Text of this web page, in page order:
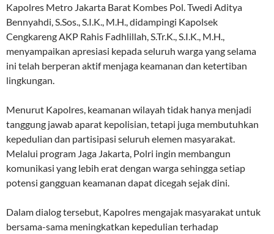
Kapolres Metro Jakarta Barat Kombes Pol. Twedi Aditya
Bennyahdi, S.Sos., S.I.K., M.H., didampingi Kapolsek
Cengkareng AKP Rahis Fadhlillah, S.Tr.K., S.I.K., M.H.,
menyampaikan apresiasi kepada seluruh warga yang selama
ini telah berperan aktif menjaga keamanan dan ketertiban
lingkungan.
Menurut Kapolres, keamanan wilayah tidak hanya menjadi
tanggung jawab aparat kepolisian, tetapi juga membutuhkan
kepedulian dan partisipasi seluruh elemen masyarakat.
Melalui program Jaga Jakarta, Polri ingin membangun
komunikasi yang lebih erat dengan warga sehingga setiap
potensi gangguan keamanan dapat dicegah sejak dini.
Dalam dialog tersebut, Kapolres mengajak masyarakat untuk
bersama-sama meningkatkan kepedulian terhadap